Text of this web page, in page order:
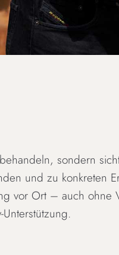
sondern
und zu konkreten
vor Ort – auch ohne